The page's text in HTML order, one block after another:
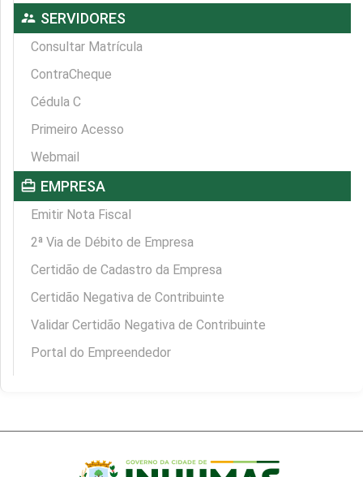
supervisor_account SERVIDORES
Consultar Matrícula
ContraCheque
Cédula C
Primeiro Acesso
Webmail
card_travel EMPRESA
Emitir Nota Fiscal
2ª Via de Débito de Empresa
Certidão de Cadastro da Empresa
Certidão Negativa de Contribuinte
Validar Certidão Negativa de Contribuinte
Portal do Empreendedor